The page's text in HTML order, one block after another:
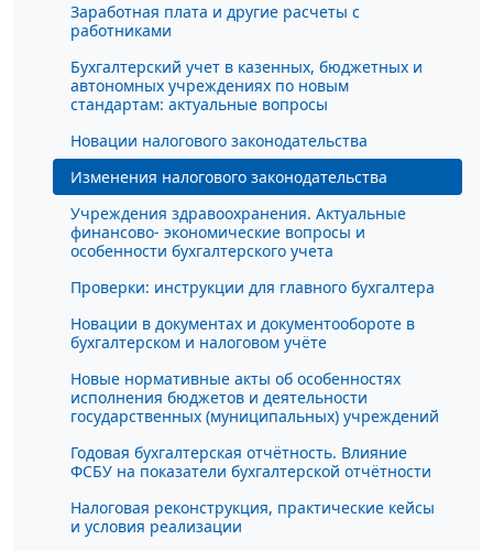
Заработная плата и другие расчеты с
работниками
Бухгалтерский учет в казенных, бюджетных и
автономных учреждениях по новым
стандартам: актуальные вопросы
Новации налогового законодательства
Изменения налогового законодательства
Учреждения здравоохранения. Актуальные
финансово- экономические вопросы и
особенности бухгалтерского учета
Проверки: инструкции для главного бухгалтера
Новации в документах и документообороте в
бухгалтерском и налоговом учёте
Новые нормативные акты об особенностях
исполнения бюджетов и деятельности
государственных (муниципальных) учреждений
Годовая бухгалтерская отчётность. Влияние
ФСБУ на показатели бухгалтерской отчётности
Налоговая реконструкция, практические кейсы
и условия реализации